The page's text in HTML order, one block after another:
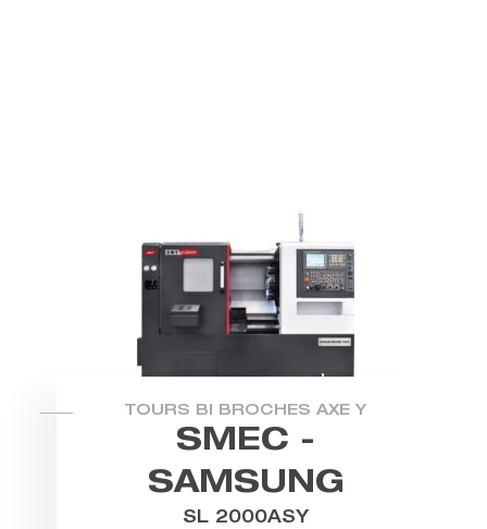
TOURS BI BROCHES AXE Y
SMEC -
SAMSUNG
SL 2000ASY